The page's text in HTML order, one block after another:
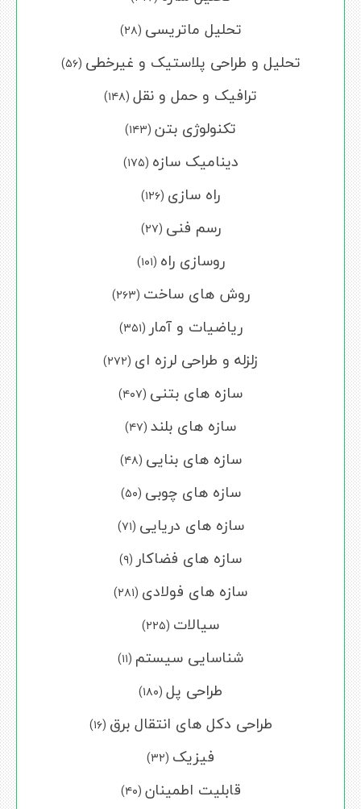
تحلیل ماتریسی (۲۸)
تحلیل و طراحی پلاستیک و غیرخطی (۵۶)
ترافیک و حمل و نقل (۱۴۸)
تکنولوژی بتن (۱۴۳)
دینامیک سازه (۱۷۵)
راه سازی (۱۲۶)
رسم فنی (۲۷)
روسازی راه (۱۰۱)
روش های ساخت (۲۶۳)
ریاضیات و آمار (۳۵۱)
زلزله و طراحی لرزه ای (۲۷۲)
سازه های بتنی (۴۰۷)
سازه های بلند (۴۷)
سازه های بنایی (۴۸)
سازه های چوبی (۵۰)
سازه های دریایی (۷۱)
سازه های فضاکار (۹)
سازه های فولادی (۲۸۱)
سیالات (۲۲۵)
شناسایی سیستم (۱۱)
طراحی پل (۱۸۰)
طراحی دکل های انتقال برق (۱۶)
فیزیک (۳۲)
قابلیت اطمینان (۴۰)